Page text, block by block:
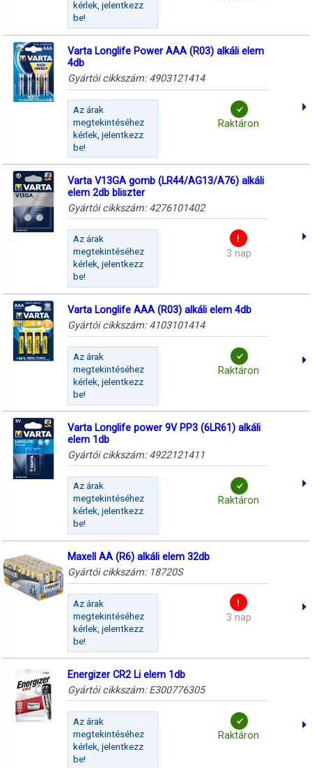
kérlek, jelentkezz
be!
Varta Longlife Power AAA (R03) alkáli elem
4db
Gyártói cikkszám: 4903121414
Az árak
megtekintéséhez
kérlek, jelentkezz
be!
Raktáron
Varta V13GA gomb (LR44/AG13/A76) alkáli
elem 2db bliszter
Gyártói cikkszám: 4276101402
Az árak
megtekintéséhez
kérlek, jelentkezz
be!
3 nap
Varta Longlife AAA (R03) alkáli elem 4db
Gyártói cikkszám: 4103101414
Az árak
megtekintéséhez
kérlek, jelentkezz
be!
Raktáron
Varta Longlife power 9V PP3 (6LR61) alkáli
elem 1db
Gyártói cikkszám: 4922121411
Az árak
megtekintéséhez
kérlek, jelentkezz
be!
Raktáron
Maxell AA (R6) alkáli elem 32db
Gyártói cikkszám: 18720S
Az árak
megtekintéséhez
kérlek, jelentkezz
be!
3 nap
Energizer CR2 Li elem 1db
Gyártói cikkszám: E300776305
Az árak
megtekintéséhez
kérlek, jelentkezz
be!
Raktáron